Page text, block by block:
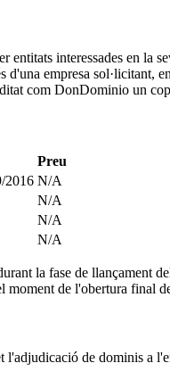
entitats interessades en la
empresa sol·licitant,
com DonDominio un
Preu
2016 N/A
N/A
N/A
N/A
la fase de llançament
moment de l'obertura final
de dominis a